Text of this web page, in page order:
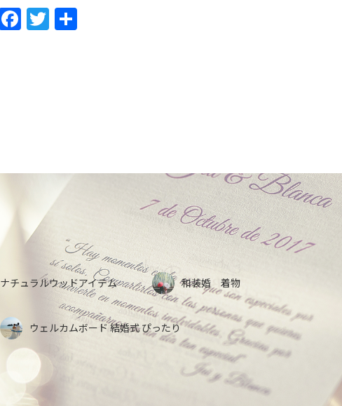
F
T
ナチュラルウッドアイテム 和装婚 着物
ウェルカムボード 結婚式 ぴったり